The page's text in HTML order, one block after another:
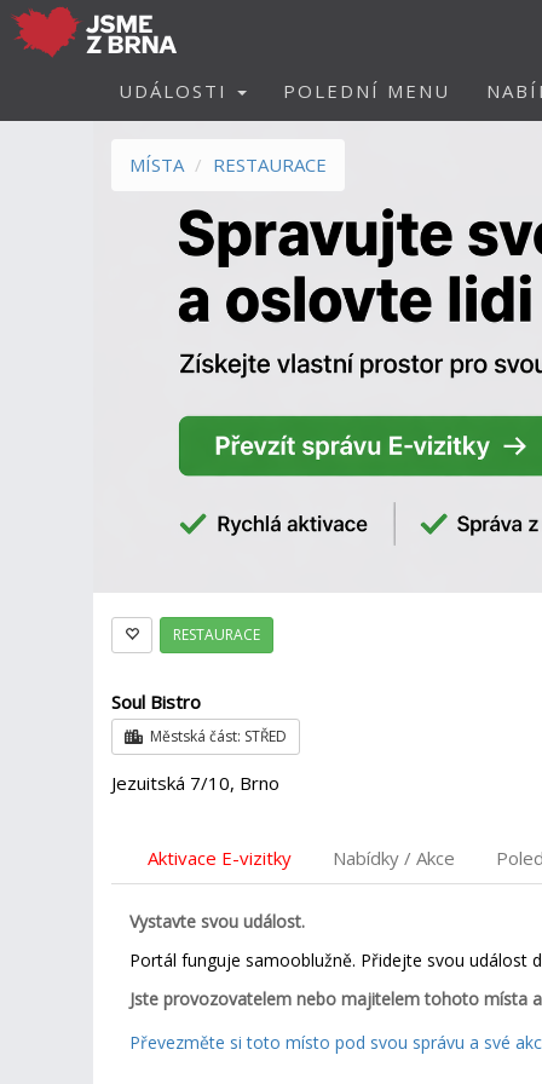
UDÁLOSTI POLEDNÍ MENU
MÍSTA RESTAURACE
RESTAURACE
Soul Bistro
Městská část: STŘED
Jezuitská 7/10, Brno
Aktivace E-vizitky Nabídky / Akce
Vystavte svou událost.
Portál funguje samooblužně. Přidejte svou událost
Jste provozovatelem nebo majitelem tohoto místa
Převezměte si toto místo pod svou správu a své